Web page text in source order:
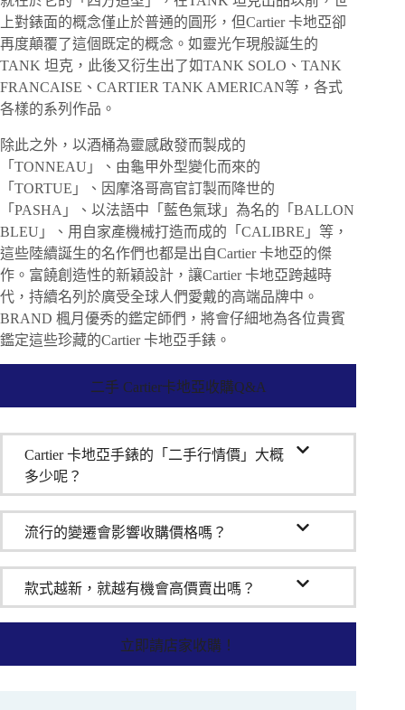
上對錶面的概念僅止於普通的圓形，但Cartier 卡地亞卻
再度顛覆了這個既定的概念。如靈光乍現般誕生的
TANK 坦克，此後又衍生出了如TANK SOLO、TANK
FRANCAISE、CARTIER TANK AMERICAN等，各式
各樣的系列作品。
除此之外，以酒桶為靈感啟發而製成的
「TONNEAU」、由龜甲外型變化而來的
「TORTUE」、因摩洛哥高官訂製而降世的
「PASHA」、以法語中「藍色氣球」為名的「BALLON
BLEU」、用自家產機械打造而成的「CALIBRE」等，
這些陸續誕生的名作們也都是出自Cartier 卡地亞的傑
作。富饒創造性的新穎設計，讓Cartier 卡地亞跨越時
代，持續名列於廣受全球人們愛戴的高端品牌中。
BRAND 楓月優秀的鑑定師們，將會仔細地為各位貴賓
鑑定這些珍藏的Cartier 卡地亞手錶。
二手 Cartier卡地亞收購Q&A
Cartier 卡地亞手錶的「二手行情價」大概
多少呢？
流行的變遷會影響收購價格嗎？
款式越新，就越有機會高價賣出嗎？
立即請店家收購！